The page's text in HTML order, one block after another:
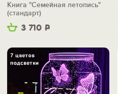
3 710 Р
Книга "Семейная летопись"
(стандарт)